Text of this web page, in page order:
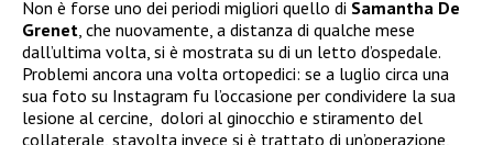
Non è forse uno dei periodi migliori quello di Samantha De
Grenet , che nuovamente, a distanza di qualche mese
dall’ultima volta, si è mostrata su di un letto d’ospedale.
Problemi ancora una volta ortopedici: se a luglio circa una
sua foto su Instagram fu l’occasione per condividere la sua
lesione al cercine, dolori al ginocchio e stiramento del
collaterale, stavolta invece si è trattato di un’operazione,